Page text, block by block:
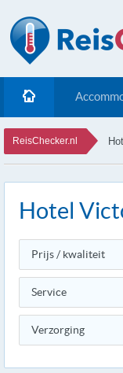
ReisChecker.nl
Hotel
Prijs / kwaliteit
Service
Verzorging